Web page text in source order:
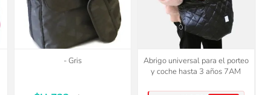
- Gris
Abrigo universal para el porteo
y coche hasta 3 años 7AM